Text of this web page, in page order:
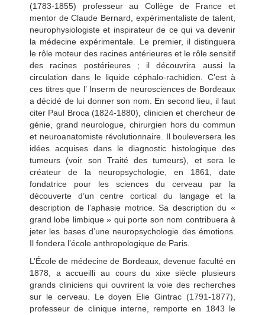
(1783-1855) professeur au Collège de France et
mentor de Claude Bernard, expérimentaliste de talent,
neurophysiologiste et inspirateur de ce qui va devenir
la médecine expérimentale. Le premier, il distinguera
le rôle moteur des racines antérieures et le rôle sensitif
des racines postérieures ; il découvrira aussi la
circulation dans le liquide céphalo-rachidien. C’est à
ces titres que l’ Inserm de neurosciences de Bordeaux
a décidé de lui donner son nom. En second lieu, il faut
citer Paul Broca (1824-1880), clinicien et chercheur de
génie, grand neurologue, chirurgien hors du commun
et neuroanatomiste révolutionnaire. Il bouleversera les
idées acquises dans le diagnostic histologique des
tumeurs (voir son Traité des tumeurs), et sera le
créateur de la neuropsychologie, en 1861, date
fondatrice pour les sciences du cerveau par la
découverte d’un centre cortical du langage et la
description de l’aphasie motrice. Sa description du «
grand lobe limbique » qui porte son nom contribuera à
jeter les bases d’une neuropsychologie des émotions.
Il fondera l’école anthropologique de Paris.
L’École de médecine de Bordeaux, devenue faculté en
1878, a accueilli au cours du xixe siècle plusieurs
grands cliniciens qui ouvrirent la voie des recherches
sur le cerveau. Le doyen Elie Gintrac (1791-1877),
professeur de clinique interne, remporte en 1843 le